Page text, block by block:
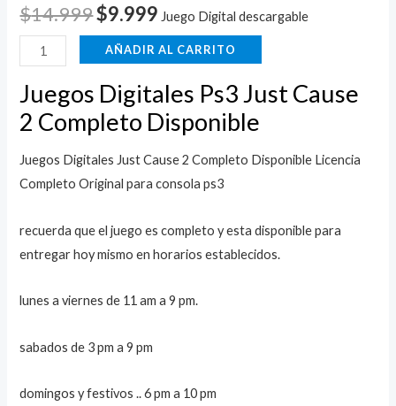
$14.999$9.999 Juego Digital descargable
AÑADIR AL CARRITO
Juegos Digitales Ps3 Just Cause
2 Completo Disponible
Juegos Digitales Just Cause 2 Completo Disponible Licencia
Completo Original para consola ps3
recuerda que el juego es completo y esta disponible para
entregar hoy mismo en horarios establecidos.
lunes a viernes de 11 am a 9 pm.
sabados de 3 pm a 9 pm
domingos y festivos .. 6 pm a 10 pm